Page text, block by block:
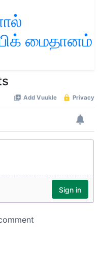
மைதானம்